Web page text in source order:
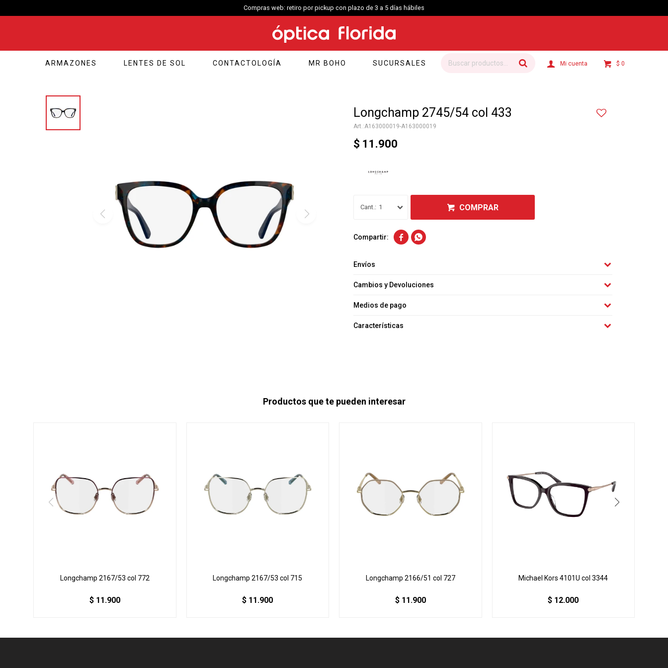
Compras web: retiro por pickup con plazo de 3 a 5 días hábiles
ARMAZONES LENTES DE SOL CONTACTOLOGÍA MR BOHO SUCURSALES $ 0
Longchamp 2745/54 col 433
A163000019-A163000019
$ 11.900
1 COMPRAR
 
Envíos
Cambios y Devoluciones
Medios de pago
Características
Productos que te pueden interesar
Longchamp 2167/53 col 772
$ 11.900
Longchamp 2167/53 col 715
$ 11.900
Longchamp 2166/51 col 727
$ 11.900
Michael Kors 4101U col 3344
$ 12.000